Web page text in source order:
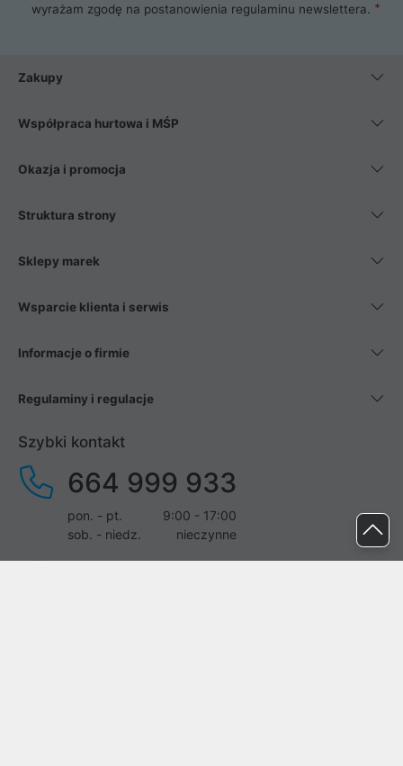
wyrażam zgodę na postanowienia regulaminu newslettera.
Zakupy
Współpraca hurtowa i MŚP
Okazja i promocja
Struktura strony
Sklepy marek
Wsparcie klienta i serwis
Informacje o firmie
Regulaminy i regulacje
Szybki kontakt
664 999 933
pon. - pt.
9:00 - 17:00
sob. - niedz.
nieczynne